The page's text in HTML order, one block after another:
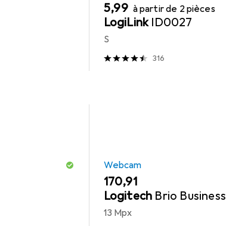
EUR
5,99 à partir de 2 pièces
LogiLink ID0027
S
316
Webcam
EUR
170,91
Logitech Brio Business
13 Mpx